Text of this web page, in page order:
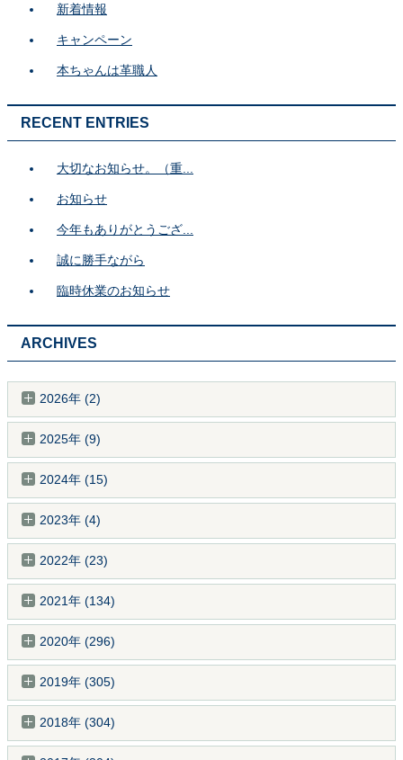
新着情報
キャンペーン
本ちゃんは革職人
RECENT ENTRIES
大切なお知らせ。（重...
お知らせ
今年もありがとうござ...
誠に勝手ながら
臨時休業のお知らせ
ARCHIVES
2026年 (2)
2025年 (9)
2024年 (15)
2023年 (4)
2022年 (23)
2021年 (134)
2020年 (296)
2019年 (305)
2018年 (304)